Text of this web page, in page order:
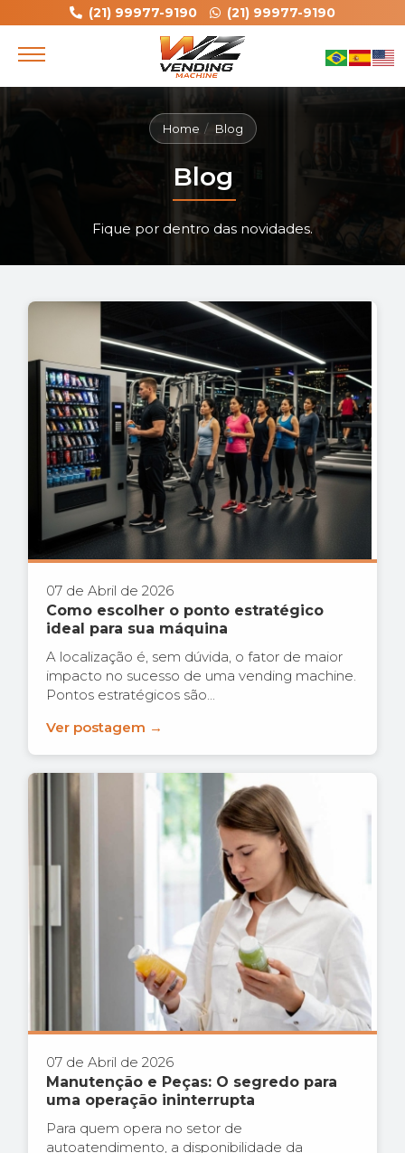
(21) 99977-9190 (21) 99977-9190
Home Blog
Blog
Fique por dentro das novidades.
07 de Abril de 2026
Como escolher o ponto estratégico
ideal para sua máquina
A localização é, sem dúvida, o fator de maior
impacto no sucesso de uma vending machine.
Pontos estratégicos são...
Ver postagem →
07 de Abril de 2026
Manutenção e Peças: O segredo para
uma operação ininterrupta
Para quem opera no setor de
autoatendimento, a disponibilidade da